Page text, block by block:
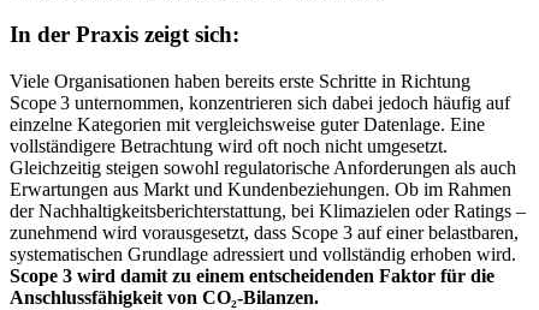
In der Praxis zeigt sich:
Viele Organisationen haben bereits erste Schritte in Richtung
Scope 3 unternommen, konzentrieren sich dabei jedoch häufig auf
einzelne Kategorien mit vergleichsweise guter Datenlage. Eine
vollständigere Betrachtung wird oft noch nicht umgesetzt.
Gleichzeitig steigen sowohl regulatorische Anforderungen als auch
Erwartungen aus Markt und Kundenbeziehungen. Ob im Rahmen
der Nachhaltigkeitsberichterstattung, bei Klimazielen oder Ratings –
zunehmend wird vorausgesetzt, dass Scope 3 auf einer belastbaren,
systematischen Grundlage adressiert und vollständig erhoben wird.
Scope 3 wird damit zu einem entscheidenden Faktor für die
Anschlussfähigkeit von CO₂‑Bilanzen.